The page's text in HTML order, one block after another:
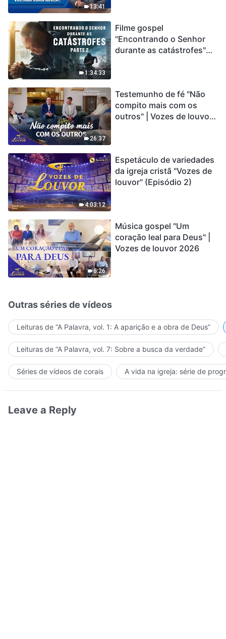
13:41
1:34:33
Filme gospel
"Encontrando o Senhor
durante as catástrofes"
catástrofes ccontecem, a
humanidade está
entrando em contagem
26:37
Testemunho de fé "Não
compito mais com os
outros" | Vozes de louvor
4:03:12
Espetáculo de variedades
da igreja cristã "Vozes de
louvor" (Episódio 2)
6:26
Música gospel "Um
coração leal para Deus" |
Vozes de louvor 2026
Outras séries de vídeos
Leituras de “A Palavra, vol. 1: A aparição e a obra de Deus”
Leituras de “A Palavra, vol. 7: Sobre a busca da verdade”
Séries de vídeos de corais A vida na igreja: série de
Leave a Reply